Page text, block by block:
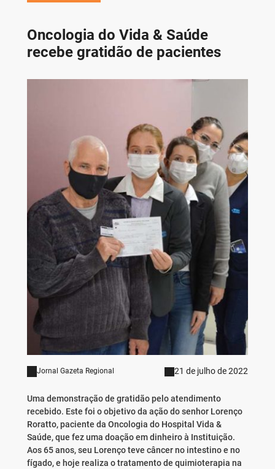
Oncologia do Vida & Saúde
recebe gratidão de pacientes
Jornal Gazeta Regional 21 de julho de 2022
Uma demonstração de gratidão pelo atendimento
recebido. Este foi o objetivo da ação do senhor Lorenço
Roratto, paciente da Oncologia do Hospital Vida &
Saúde, que fez uma doação em dinheiro à Instituição.
Aos 65 anos, seu Lorenço teve câncer no intestino e no
fígado, e hoje realiza o tratamento de quimioterapia na